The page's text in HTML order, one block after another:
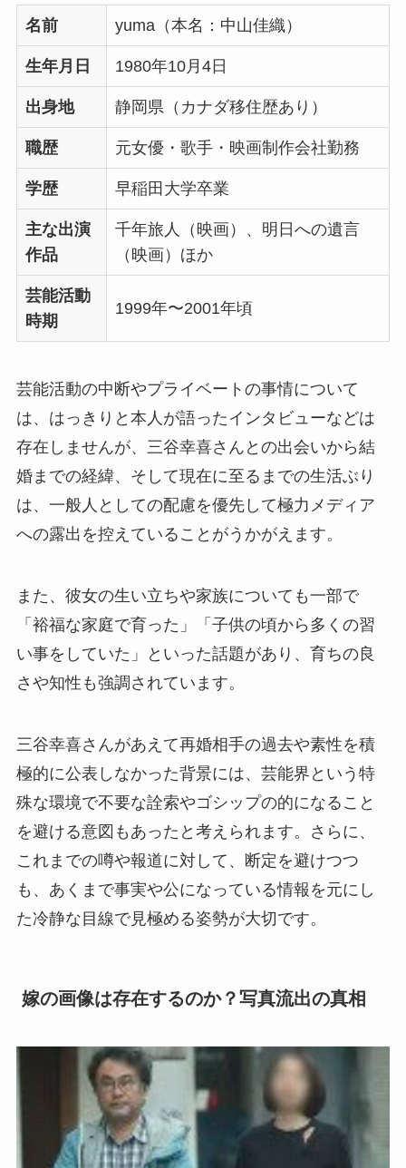
名前 yuma（本名：中山佳織）
生年月日 1980年10月4日
出身地 静岡県（カナダ移住歴あり）
職歴 元女優・歌手・映画制作会社勤務
学歴 早稲田大学卒業
主な出演
作品
千年旅人（映画）、明日への遺言
（映画）ほか
芸能活動
時期
1999年〜2001年頃
芸能活動の中断やプライベートの事情について
は、はっきりと本人が語ったインタビューなどは
存在しませんが、三谷幸喜さんとの出会いから結
婚までの経緯、そして現在に至るまでの生活ぶり
は、一般人としての配慮を優先して極力メディア
への露出を控えていることがうかがえます。
また、彼女の生い立ちや家族についても一部で
「裕福な家庭で育った」「子供の頃から多くの習
い事をしていた」といった話題があり、育ちの良
さや知性も強調されています。
三谷幸喜さんがあえて再婚相手の過去や素性を積
極的に公表しなかった背景には、芸能界という特
殊な環境で不要な詮索やゴシップの的になること
を避ける意図もあったと考えられます。さらに、
これまでの噂や報道に対して、断定を避けつつ
も、あくまで事実や公になっている情報を元にし
た冷静な目線で見極める姿勢が大切です。
嫁の画像は存在するのか？写真流出の真相